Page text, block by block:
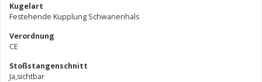
Kugelart
Festehende Kupplung Schwanenhals
Verordnung
CE
Stoßstangenschnitt
Ja,sichtbar